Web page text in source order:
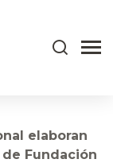
elaboran
Fundación